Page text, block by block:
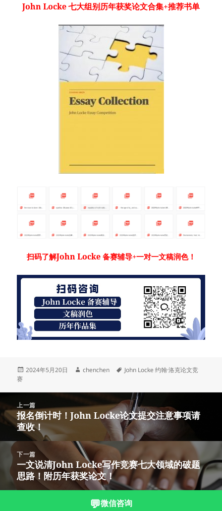
John Locke 七大组别历年获奖论文合集+推荐书单
扫码了解John Locke 备赛辅导+一对一文稿润色！
发
2024年5月20日
作
chenchen
标
John Locke 约翰·洛克论文竞
赛
章
导
上一篇
上
篇
文
章：
报名倒计时！John Locke论文提交注意事项请
查收！
下一篇
下
篇
文
一文说清John Locke写作竞赛七大领域的破题
思路！附历年获奖论文！
💬微信咨询